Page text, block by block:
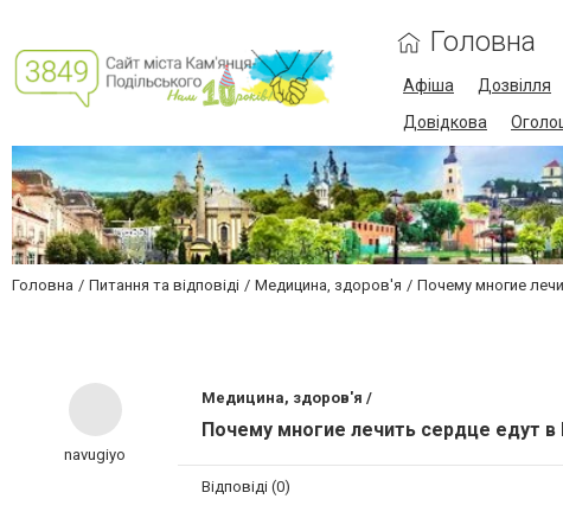
Головна
Афіша Дозвілля
Довідкова
Головна Питання та відповіді Медицина, здоров'я Почему многие
navugiyo
Медицина, здоров'я /
Почему многие лечить сердце едут
Відповіді (0)